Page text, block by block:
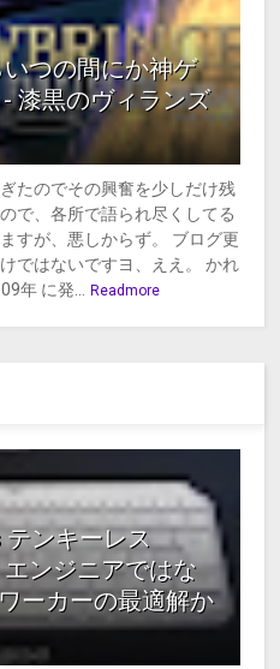
つの間にか神ゲ
漆黒のヴィランズ
たのでその興奮を少しだけ残
で、各所で語られ尽くしてる
すが、悪しからず。 ブログ更
ではないですヨ、ええ。 かれ
年 に発...
Readmore
ンキーレス
ンジニアではな
ーカーの最適解か